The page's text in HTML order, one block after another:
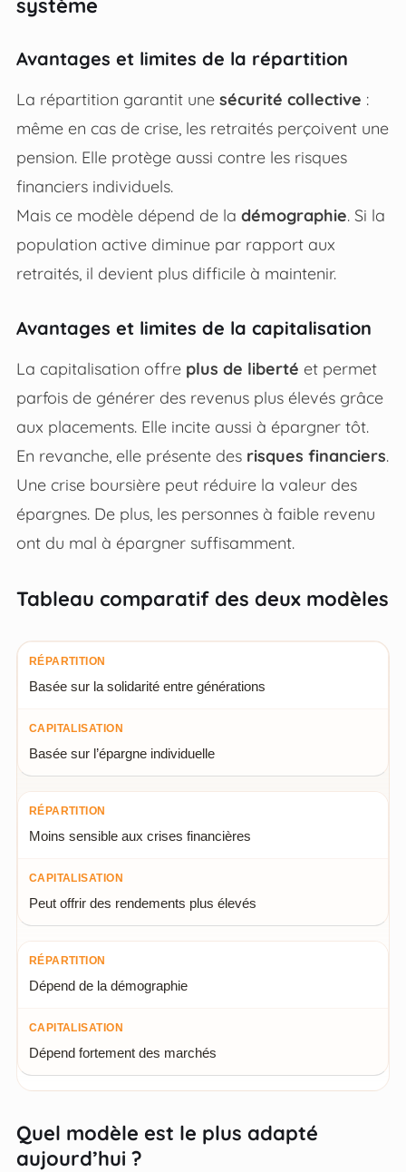
système
Avantages et limites de la répartition
La répartition garantit une sécurité collective :
même en cas de crise, les retraités perçoivent une
pension. Elle protège aussi contre les risques
financiers individuels.
Mais ce modèle dépend de la démographie. Si la
population active diminue par rapport aux
retraités, il devient plus difficile à maintenir.
Avantages et limites de la capitalisation
La capitalisation offre plus de liberté et permet
parfois de générer des revenus plus élevés grâce
aux placements. Elle incite aussi à épargner tôt.
En revanche, elle présente des risques financiers.
Une crise boursière peut réduire la valeur des
épargnes. De plus, les personnes à faible revenu
ont du mal à épargner suffisamment.
Tableau comparatif des deux modèles
Répartition
Capitalisation
Basée sur la solidarité entre générations
Basée sur l’épargne individuelle
Moins sensible aux crises financières
Peut offrir des rendements plus élevés
Dépend de la démographie
Dépend fortement des marchés
Quel modèle est le plus adapté
aujourd’hui ?